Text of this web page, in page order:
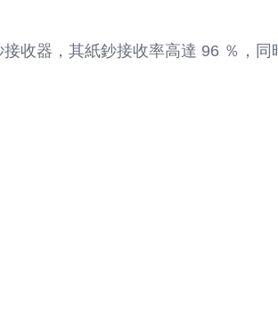
收器，其紙鈔接收率高達 96 ％，